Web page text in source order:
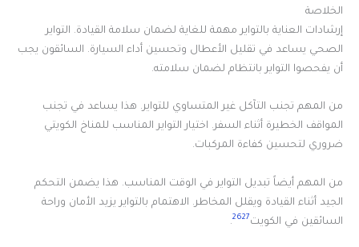
الخلاصة
إرشادات العناية بالتواير مهمة للغاية لضمان سلامة القيادة. التواير
الصحي يساعد في تقليل الأعطال وتحسين أداء السيارة. السائقون يجب
أن يفحصوا التواير بانتظام لضمان سلامته.
من المهم تجنب التآكل غير المتساوي للتواير. هذا يساعد في تجنب
المواقف الخطيرة أثناء السفر. اختيار التواير المناسب للمناخ الكويتي
ضروري لتحسين كفاءة المركبات.
من المهم أيضاً تبديل التواير في الوقت المناسب. هذا يضمن التحكم
الجيد أثناء القيادة ويقلل المخاطر. الاهتمام بالتواير يزيد الأمان وراحة
السائقين في الكويت
2627
.